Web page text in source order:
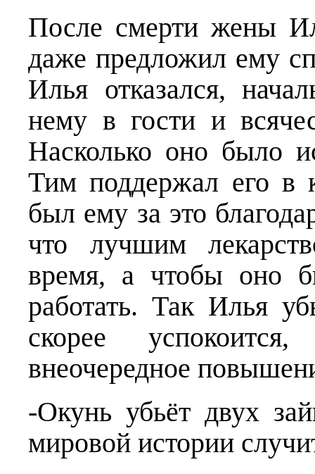
После смерти жены
даже предложил ему
Илья отказался,
нему в гости и
Насколько оно было
Тим поддержал его в
был ему за это
что лучшим
время, а чтобы оно
работать. Так Илья
скорее
внеочередное
-Окунь убьёт двух
мировой истории